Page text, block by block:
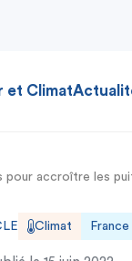
et Climat
accroître les
Climat France